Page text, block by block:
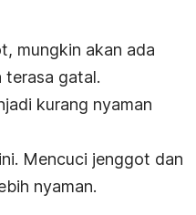
mungkin akan ada
gatal.
kurang nyaman
ini. Mencuci jenggot dan
nyaman.